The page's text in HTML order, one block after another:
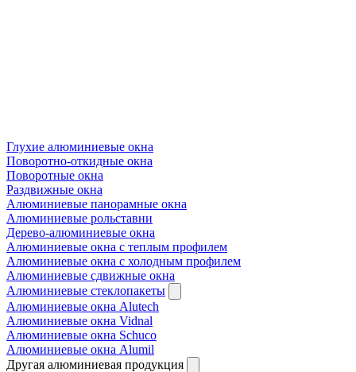
Глухие алюминиевые окна
Поворотно-откидные окна
Поворотные окна
Раздвижные окна
Алюминиевые панорамные окна
Алюминиевые рольставни
Дерево-алюминиевые окна
Алюминиевые окна с теплым профилем
Алюминиевые окна с холодным профилем
Алюминиевые сдвижные окна
Алюминиевые стеклопакеты
Алюминиевые окна Alutech
Алюминиевые окна Vidnal
Алюминиевые окна Schuco
Алюминиевые окна Alumil
Другая алюминиевая продукция